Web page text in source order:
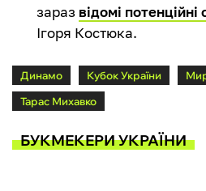
зараз відомі
Ігоря Костюка.
Динамо Кубок України
Тарас Михавко
БУКМЕКЕРИ УКРАЇНИ